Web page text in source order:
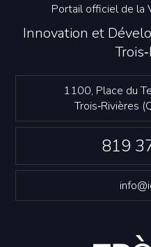
Innovation et
1100, Place du
Trois‑Rivières
819
Portail officiel de la